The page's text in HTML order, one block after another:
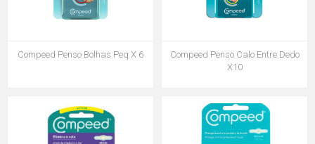
Compeed Penso Bolhas Peq X 6
Compeed Penso Calo Entre Dedo
X10